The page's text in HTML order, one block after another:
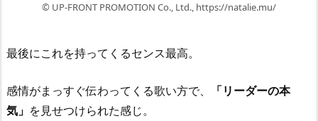
© UP-FRONT PROMOTION Co., Ltd., https://natalie.mu/
最後にこれを持ってくるセンス最高。
感情がまっすぐ伝わってくる歌い方で、
「リーダーの本
気」 を見せつけられた感じ。